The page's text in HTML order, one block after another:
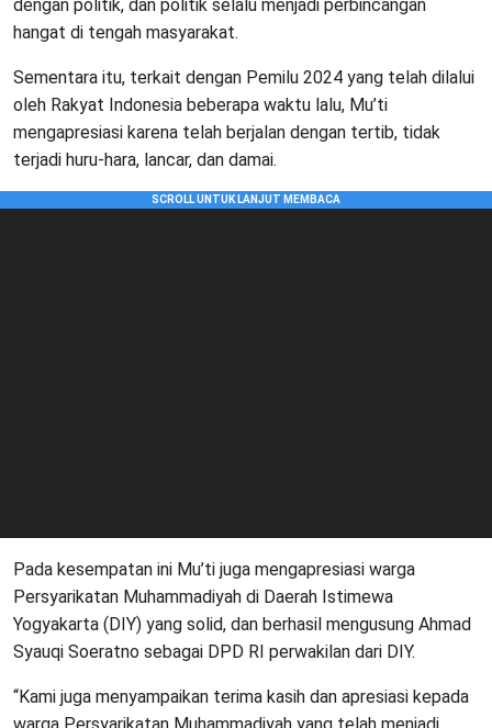
dengan politik, dan politik selalu menjadi perbincangan
hangat di tengah masyarakat.
Sementara itu, terkait dengan Pemilu 2024 yang telah dilalui
oleh Rakyat Indonesia beberapa waktu lalu, Mu’ti
mengapresiasi karena telah berjalan dengan tertib, tidak
terjadi huru-hara, lancar, dan damai.
Pada kesempatan ini Mu’ti juga mengapresiasi warga
Persyarikatan Muhammadiyah di Daerah Istimewa
Yogyakarta (DIY) yang solid, dan berhasil mengusung Ahmad
Syauqi Soeratno sebagai DPD RI perwakilan dari DIY.
“Kami juga menyampaikan terima kasih dan apresiasi kepada